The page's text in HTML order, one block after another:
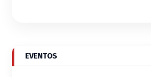
EVENTOS